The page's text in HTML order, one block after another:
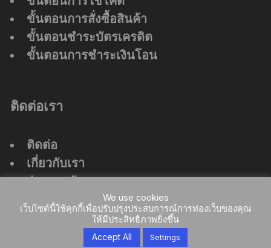
ขั้นตอนการสั่งซื้อสินค้า
ขั้นตอนชำระบัตรเครดิต
ขั้นตอนการชำระเงินโอน
ติดต่อเรา
ติดต่อ
เกี่ยวกับเรา
ร่วมงานกับเรา
ที่ตั้งสำนักงานใหญ่We use cookies
เว็บไซต์นี้ใช้คุกกี้เพื่อปรับปรุงประสบการณ์การท่องเว็บของคุณ
ให้มีประสิทธิภาพยิ่งขึ้น
Accept All Settings